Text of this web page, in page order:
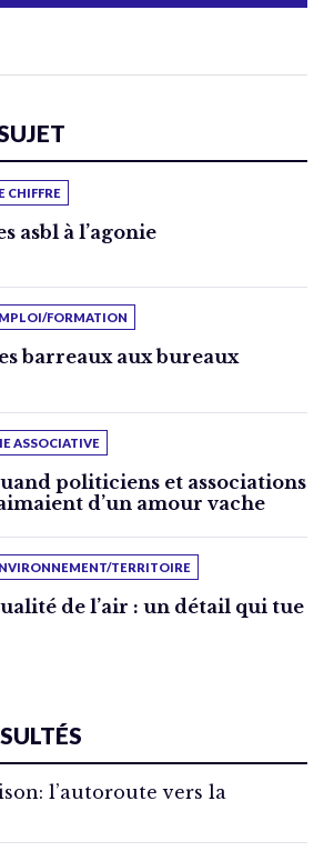
CHIFFRE
asbl à l’agonie
FORMATION
barreaux aux bureaux
ASSOCIATIVE
politiciens et associations
d’un amour vache
TERRITOIRE
de l’air : un détail qui tue
l’autoroute vers la